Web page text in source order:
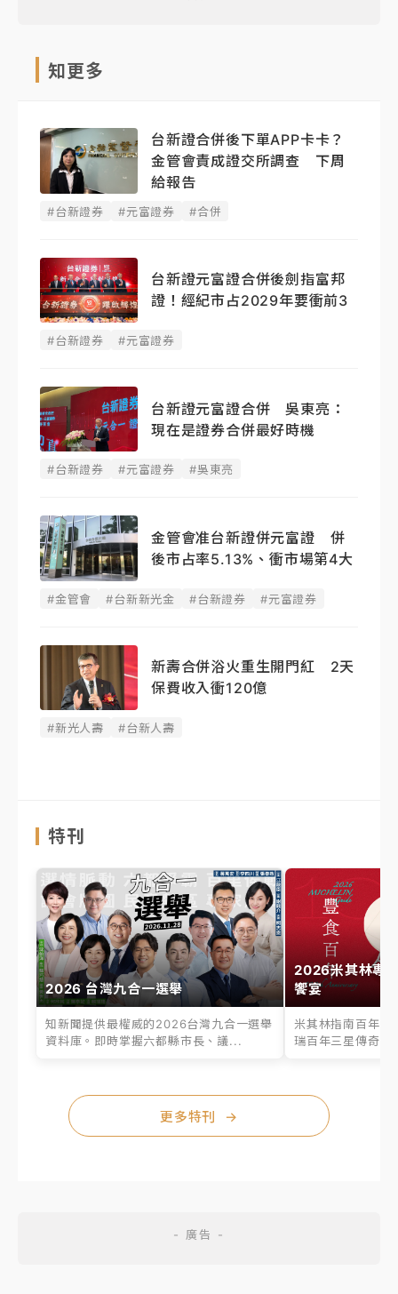
知更多
台新證合併後下單APP卡卡？
金管會責成證交所調查 下周
給報告
#台新證券 #元富證券 #合併
台新證元富證合併後劍指富邦
證！經紀市占2029年要衝前3
#台新證券 #元富證券
台新證元富證合併 吳東亮：
現在是證券合併最好時機
#台新證券 #元富證券 #吳東亮
金管會准台新證併元富證 併
後市占率5.13%、衝市場第4大
#金管會 #台新新光金 #台新證券 #元富證券
新壽合併浴火重生開門紅 2天
保費收入衝120億
#新光人壽 #台新人壽
特刊
2026 台灣九合一選舉
知新聞提供最權威的2026台灣九合一選舉
資料庫。即時掌握六都縣市長、議...
2026米其林專
饗宴
米其林指南百年之
瑞百年三星傳奇、
更多特刊 →